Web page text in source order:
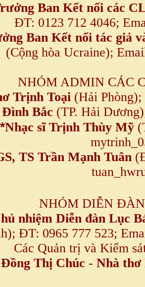
Ban Kết nối các
ĐT: 0123 712 4046;
Ban Kết nối tác giả
(Cộng hòa Ucraine);
NHÓM ADMIN CÁC
Trịnh Toại (Hải
Bắc (TP. Hải
*Nhạc sĩ Trịnh Thùy Mỹ
TS Trần Mạnh Tuân
NHÓM DIỄN
nhiệm Diễn đàn Lục
ĐT: 0965 777 523;
Các Quản trị và Kiểm
Thị Chúc - Nhà thơ